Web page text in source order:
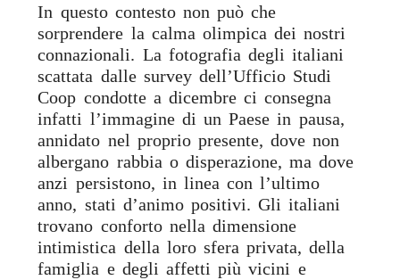
In questo contesto non può che
sorprendere la calma olimpica dei nostri
connazionali. La fotografia degli italiani
scattata dalle survey dell’Ufficio Studi
Coop condotte a dicembre ci consegna
infatti l’immagine di un Paese in pausa,
annidato nel proprio presente, dove non
albergano rabbia o disperazione, ma dove
anzi persistono, in linea con l’ultimo
anno, stati d’animo positivi. Gli italiani
trovano conforto nella dimensione
intimistica della loro sfera privata, della
famiglia e degli affetti più vicini e